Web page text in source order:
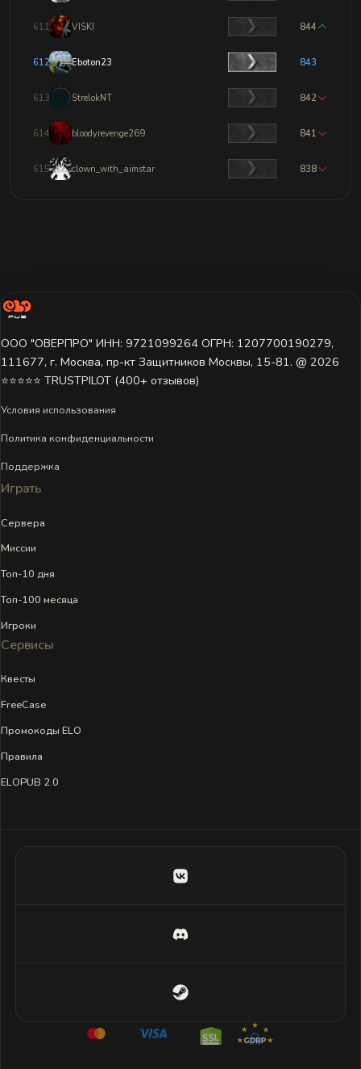
611 VISKI 844
612 Eboton23 843
613 StrelokNT 842
614 bloodyrevenge269 841
615 clown_with_aimstar 838
ООО "ОВЕРПРО" ИНН: 9721099264 ОГРН: 1207700190279,
111677, г. Москва, пр-кт Защитников Москвы, 15-81. @ 2026 ㅤ
⭐⭐⭐⭐⭐ TRUSTPILOT (400+ отзывов)
Условия использования
Политика конфиденциальности
Поддержка
Играть
Сервера
Миссии
Топ-10 дня
Топ-100 месяца
Игроки
Сервисы
Квесты
FreeCase
Промокоды ELO
Правила
ELOPUB 2.0